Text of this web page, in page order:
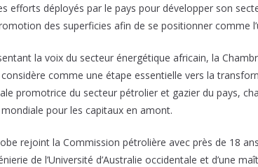
efforts déployés par le pays pour développer son
des superficies afin de se positionner comme
la voix du secteur énergétique africain, la
considère comme une étape essentielle vers la
promotrice du secteur pétrolier et gazier du pays,
pour les capitaux en amont.
rejoint la Commission pétrolière avec près de 18
de l’Université d’Australie occidentale et d’une